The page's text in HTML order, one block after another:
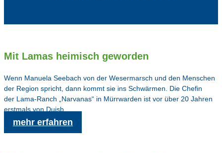
Mit Lamas heimisch geworden
Wenn Manuela Seebach von der Wesermarsch und den Menschen
der Region spricht, dann kommt sie ins Schwärmen. Die Chefin
der Lama-Ranch „Narvanas“ in Mürrwarden ist vor über 20 Jahren
erstmals von Duisb…
mehr erfahren